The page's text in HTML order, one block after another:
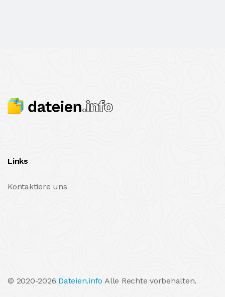
Links
Kontaktiere uns
© 2020-2026 Dateien.info Alle Rechte vorbehalten.